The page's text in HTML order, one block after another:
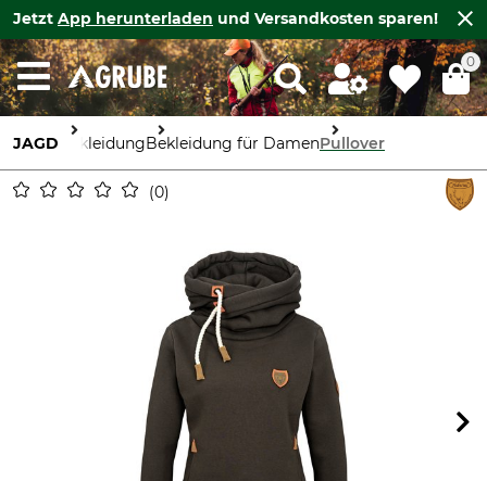
Jetzt App herunterladen und Versandkosten sparen!
0
JAGD BekleidungBekleidung für DamenPullover
0